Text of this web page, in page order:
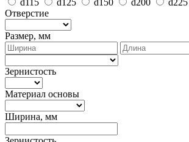
d115 d125 d150 d200 d225
Отверстие
Размер, мм
Зернистость
Материал основы
Ширина, мм